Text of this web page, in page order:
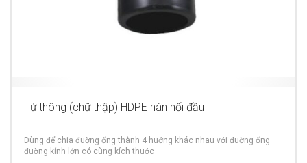
Tứ thông (chữ thập) HDPE hàn nối đầu
Dùng để chia đuờng ống thành 4 huớng khác nhau với đuờng ống
đuờng kính lớn có cùng kích thuớc